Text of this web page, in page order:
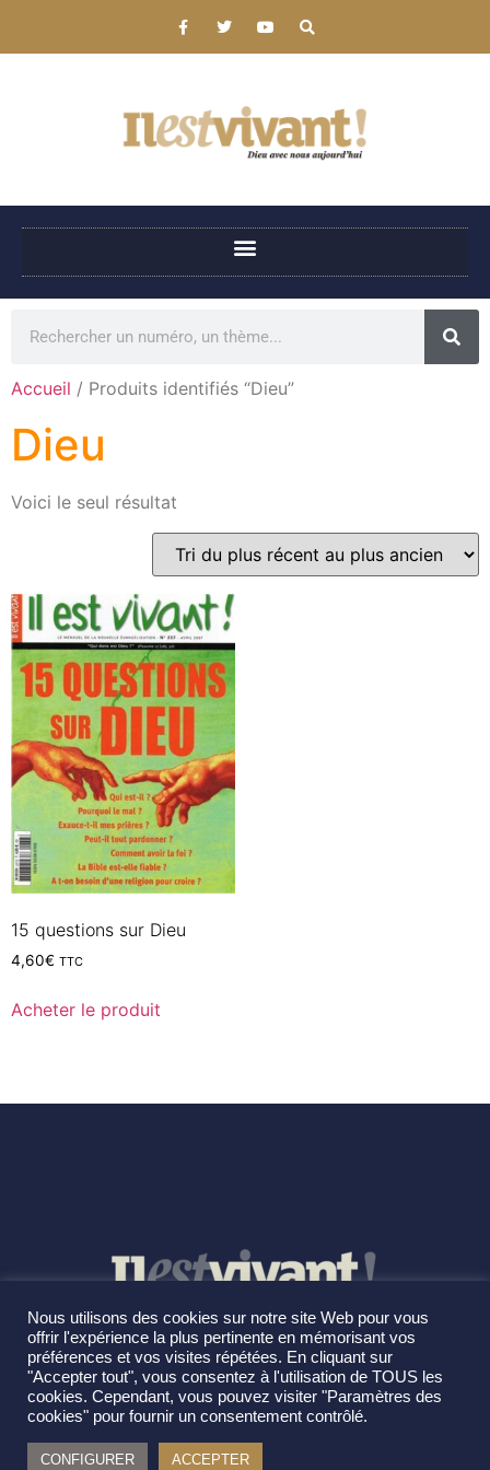
Accueil / Produits identifiés “Dieu”
Dieu
Voici le seul résultat
15 questions sur Dieu
4,60€ TTC
Acheter le produit
Nous utilisons des cookies sur notre site Web pour vous
offrir l'expérience la plus pertinente en mémorisant vos
préférences et vos visites répétées. En cliquant sur
"Accepter tout", vous consentez à l'utilisation de TOUS les
cookies. Cependant, vous pouvez visiter "Paramètres des
cookies" pour fournir un consentement contrôlé.
CONFIGURER ACCEPTER